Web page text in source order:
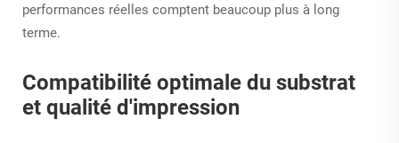
performances réelles comptent beaucoup plus à long
terme.
Compatibilité optimale du substrat
et qualité d'impression